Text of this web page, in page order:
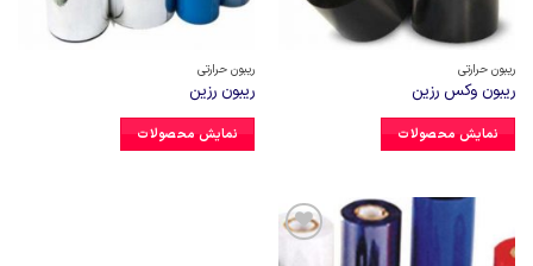
ریبون حرارتی
ریبون وکس رزین
نمایش محصولات
ریبون حرارتی
ریبون رزین
نمایش محصولات